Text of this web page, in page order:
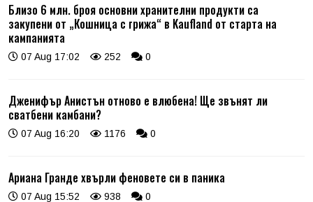
Близо 6 млн. броя основни хранителни продукти са
закупени от „Кошница с грижа“ в Kaufland от старта на
кампанията
07 Aug 17:02 252 0
Дженифър Анистън отново е влюбена! Ще звънят ли
сватбени камбани?
07 Aug 16:20 1176 0
Ариана Гранде хвърли феновете си в паника
07 Aug 15:52 938 0